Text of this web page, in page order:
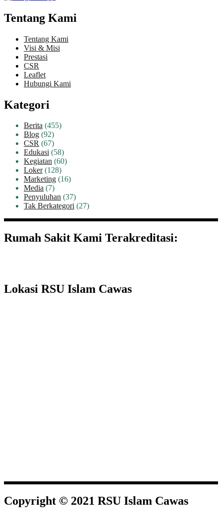
Tentang Kami
Tentang Kami
Visi & Misi
Prestasi
CSR
Leaflet
Hubungi Kami
Kategori
Berita (455)
Blog (92)
CSR (67)
Edukasi (58)
Kegiatan (60)
Loker(128)
Marketing (16)
Media (7)
Penyuluhan (37)
Tak Berkategori (27)
Rumah Sakit Kami Terakreditasi:
Lokasi RSU Islam Cawas
Copyright © 2021 RSU Islam Cawas